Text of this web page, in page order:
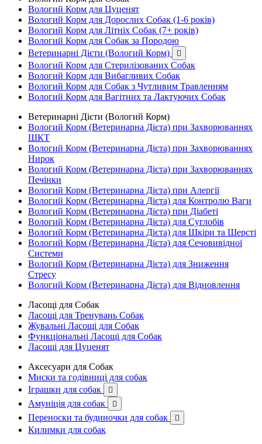
Вологий Корм для Цуценят
Вологий Корм для Дорослих Собак (1-6 років)
Вологий Корм для Літніх Собак (7+ років)
Вологий Корм для Собак за Породою
Ветеринарні Дієти (Вологий Корм)

Вологий Корм для Стерилізованих Собак
Вологий Корм для Вибагливих Собак
Вологий Корм для Собак з Чутливим Травленням
Вологий Корм для Вагітних та Лактуючих Собак
Ветеринарні Дієти (Вологий Корм)
Вологий Корм (Ветеринарна Дієта) при Захворюваннях
ШКТ
Вологий Корм (Ветеринарна Дієта) при Захворюваннях
Нирок
Вологий Корм (Ветеринарна Дієта) при Захворюваннях
Печінки
Вологий Корм (Ветеринарна Дієта) при Алергії
Вологий Корм (Ветеринарна Дієта) для Контролю Ваги
Вологий Корм (Ветеринарна Дієта) при Діабеті
Вологий Корм (Ветеринарна Дієта) для Суглобів
Вологий Корм (Ветеринарна Дієта) для Шкіри та Шерсті
Вологий Корм (Ветеринарна Дієта) для Сечовивідної
Системи
Вологий Корм (Ветеринарна Дієта) для Зниження
Стресу
Вологий Корм (Ветеринарна Дієта) для Відновлення
Ласощі для Собак
Ласощі для Тренувань Собак
Жувальні Ласощі для Собак
Функціональні Ласощі для Собак
Ласощі для Цуценят
Аксесуари для Собак
Миски та годівниці для собак
Іграшки для собак

Амуніція для собак 
Переноски та будиночки для собак 
Килимки для собак